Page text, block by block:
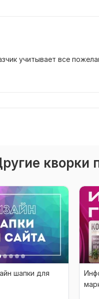
учитывает все
кворки
шапки для